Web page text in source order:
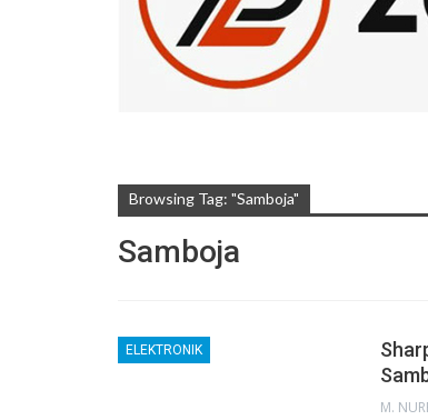
Browsing Tag: "Samboja"
Samboja
ELEKTRONIK
M.